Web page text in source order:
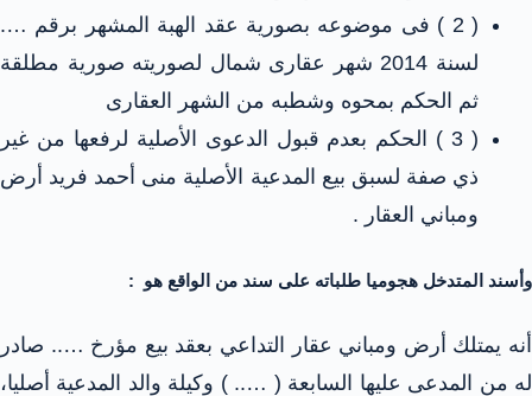
( 2 ) فى موضوعه بصورية عقد الهبة المشهر برقم ….
لسنة 2014 شهر عقارى شمال لصوريته صورية مطلقة
ثم الحكم بمحوه وشطبه من الشهر العقارى
( 3 ) الحكم بعدم قبول الدعوى الأصلية لرفعها من غير
ذي صفة لسبق بيع المدعية الأصلية منى أحمد فريد أرض
ومباني العقار .
وأسند المتدخل هجوميا طلباته على سند من الواقع هو :
أنه يمتلك أرض ومباني عقار التداعي بعقد بيع مؤرخ ….. صادر
له من المدعى عليها السابعة ( ….. ) وكيلة والد المدعية أصليا،